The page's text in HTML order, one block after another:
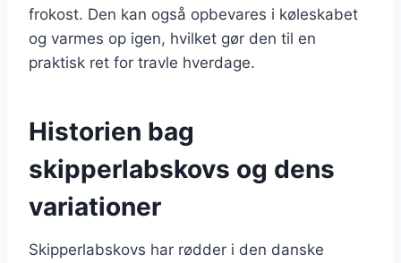
frokost. Den kan også opbevares i køleskabet
og varmes op igen, hvilket gør den til en
praktisk ret for travle hverdage.
Historien bag
skipperlabskovs og dens
variationer
Skipperlabskovs har rødder i den danske